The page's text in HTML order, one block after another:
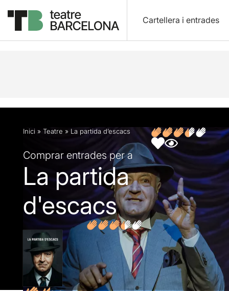
Cartellera i entrades
Descripció Fitxa artística Fotos i vídeos
Inici » Teatre » La partida d’escacs
Comprar entrades per a
La partida
d'escacs